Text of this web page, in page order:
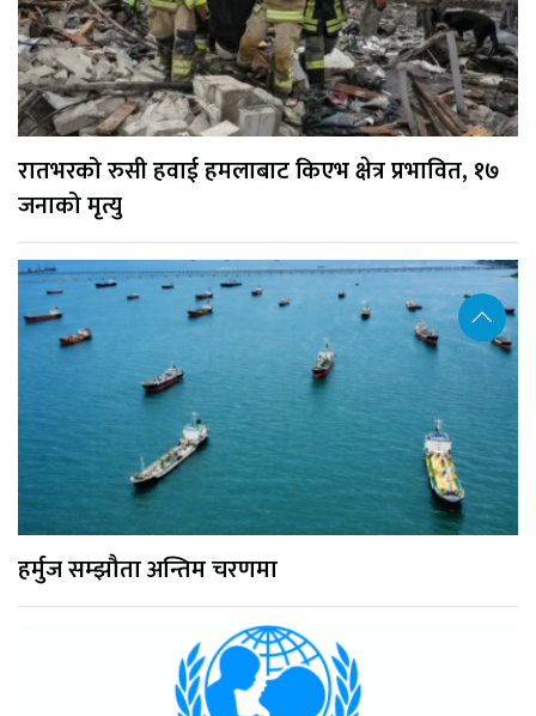
रातभरको रुसी हवाई हमलाबाट किएभ क्षेत्र प्रभावित, १७
जनाको मृत्यु
हर्मुज सम्झौता अन्तिम चरणमा